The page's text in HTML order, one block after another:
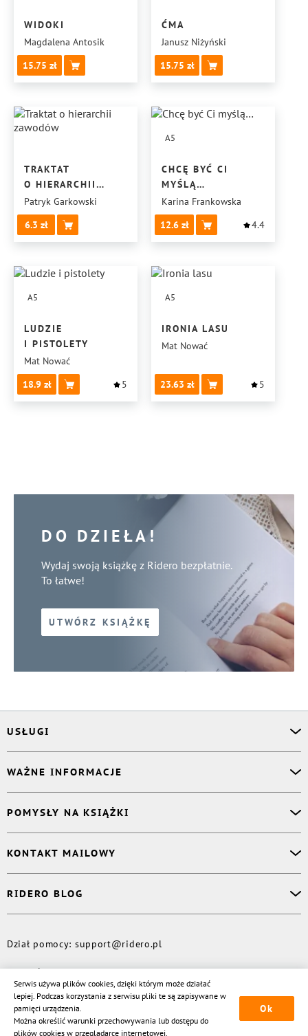
WIDOKI
Magdalena Antosik
15.75
ĆMA
Janusz Niżyński
15.75
TRAKTAT
O HIERARCHII
ZAWODÓW
Patryk Garkowski
6.3
A5
CHCĘ BYĆ CI
MYŚLĄ…
Karina Frankowska
12.6
4.4
A5
LUDZIE
I PISTOLETY
Mat Nować
18.9
5
A5
IRONIA LASU
Mat Nować
23.63 5
DO DZIEŁA!
Wydaj swoją książkę z Ridero bezpłatnie.
To łatwe!
UTWÓRZ KSIĄŻKĘ
USŁUGI
Korektor
Projektant okładki
Druk Twojej książki
Publikacja
WAŻNE INFORMACJE
Książki Ridero
Pomoc
Polityka prywatności
POMYSŁY NA KSIĄŻKI
Dzienniczek malucha
Książka eksperta
Wydaj tomik poezji
KONTAKT MAILOWY
Kontakt dla mediów
RIDERO BLOG
Więcej
© Rideró, 2013—2026
Dział pomocy: support@ridero.pl
Serwis używa plików cookies, dzięki którym może działać
lepiej. Podczas korzystania z serwisu pliki te są zapisywane w
pamięci urządzenia.
Można określić warunki przechowywania lub dostępu do
plików cookies w przeglądarce internetowej.
Ok